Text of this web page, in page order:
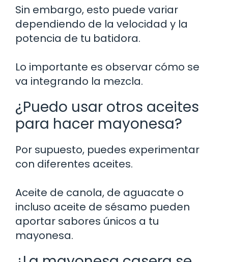
Sin embargo, esto puede variar
dependiendo de la velocidad y la
potencia de tu batidora.
Lo importante es observar cómo se
va integrando la mezcla.
¿Puedo usar otros aceites
para hacer mayonesa?
Por supuesto, puedes experimentar
con diferentes aceites.
Aceite de canola, de aguacate o
incluso aceite de sésamo pueden
aportar sabores únicos a tu
mayonesa.